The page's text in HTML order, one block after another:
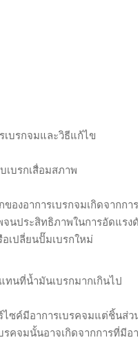
เบรกจมและวิธีแก้ไข
เบรกเสื่อมสภาพ
าการเบรกจมเกิดจากการ
นประสิทธิภาพในการอัดแรง
เปลี่ยนปั๊มเบรกใหม่
ทนที่น้ำมันเบรกมากเกินไป
มีอาการเบรคจมแต่ชิ้นส่วน
รคจมนั้นอาจเกิดจากการที่มี